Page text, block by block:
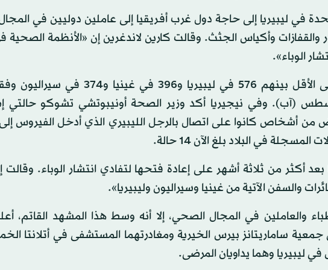
في ليبيريا إلى حاجة دول غرب أفريقيا إلى عاملين دوليين في
والقفازات وأكياس الجثث. وقالت كارين لاندغرين إن «الأنظمة الصحية
الوباء».
وأدى إيبولا إلى وفاة 1350 شخصا على الأقل بينهم 576 في
الصحة العالمية حتى 18 أغسطس (آب). وفي نيجيريا أكد وزير الصحة أونيبوتشي تشوكو
من أشخاص كانوا على اتصال بالرجل الليبيري الذي أدخل الفيروس
في البلاد بلغ الآن 14 حالة.
أكثر من ثلاثة أشهر على إعادة فتحها لتفادي انتشار الوباء. وقالت
والسفن الآتية من غينيا وسيراليون وليبيريا».
والعاملين في المجال الصحي، إلا أنه وسط هذا المشهد القاتم،
ساماريتانز بيرس الخيرية ومغادرتهما المستشفى في أتلانتا
ليبيريا وهما يداويان المرضى.